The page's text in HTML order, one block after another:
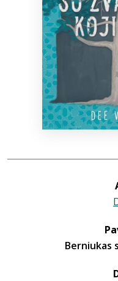
Berniukas